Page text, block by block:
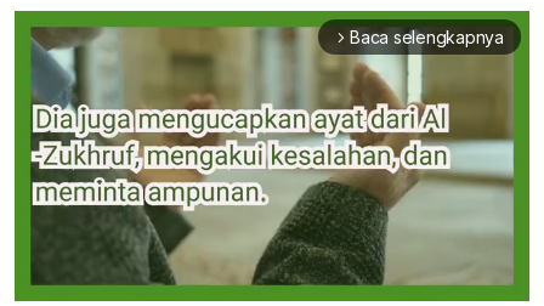
arrow_forward_ios Baca selengkapnya